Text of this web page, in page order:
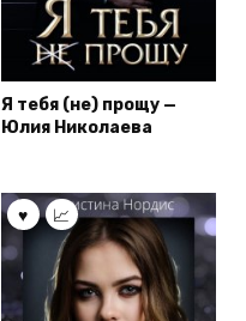
Я тебя (не) прощу —
Юлия Николаева